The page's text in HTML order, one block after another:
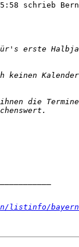
schrieb
listinfo/bayern